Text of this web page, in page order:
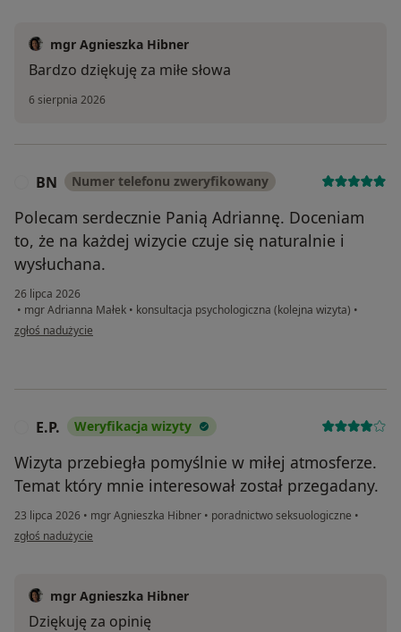
mgr Agnieszka Hibner
Bardzo dziękuję za miłe słowa
6 sierpnia 2026
BN Numer telefonu zweryfikowany
Polecam serdecznie Panią Adriannę. Doceniam
to, że na każdej wizycie czuje się naturalnie i
wysłuchana.
26 lipca 2026
• mgr Adrianna Małek • konsultacja psychologiczna (kolejna wizyta) •
w opinii użytkownika BN
zgłoś nadużycie
E.P. Weryfikacja wizyty
Wizyta przebiegła pomyślnie w miłej atmosferze.
Temat który mnie interesował został przegadany.
23 lipca 2026 • mgr Agnieszka Hibner • poradnictwo seksuologiczne •
w opinii użytkownika E.P.
zgłoś nadużycie
mgr Agnieszka Hibner
Dziękuję za opinię